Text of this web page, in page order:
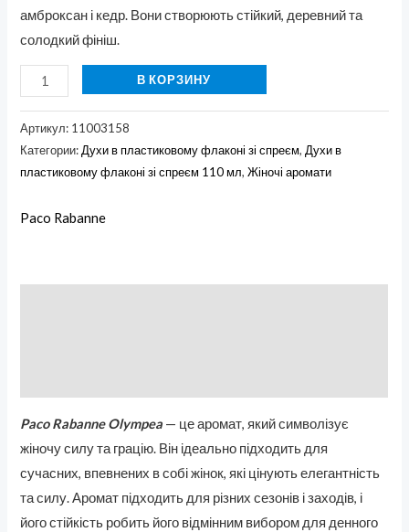
амброксан і кедр. Вони створюють стійкий, деревний та
солодкий фініш.
В КОРЗИНУ
Артикул: 11003158
Категории:Духи в пластиковому флаконі зі спреєм,Духи в
пластиковому флаконі зі спреєм 110 мл,Жіночі аромати
Paco Rabanne
Paco Rabanne Olympea — це аромат, який символізує
жіночу силу та грацію. Він ідеально підходить для
сучасних, впевнених в собі жінок, які цінують елегантність
та силу. Аромат підходить для різних сезонів і заходів, і
його стійкість робить його відмінним вибором для денного